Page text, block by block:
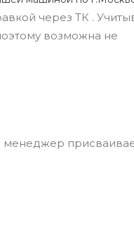
через ТК .
возможна не